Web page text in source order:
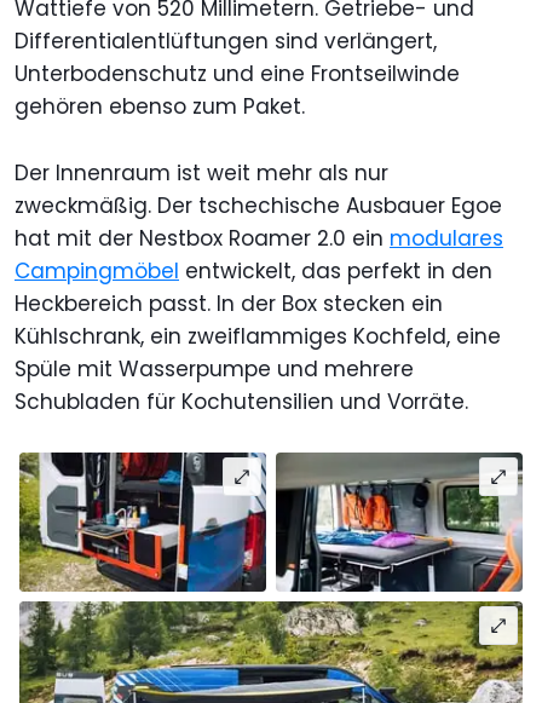
Wattiefe von 520 Millimetern. Getriebe- und
Differentialentlüftungen sind verlängert,
Unterbodenschutz und eine Frontseilwinde
gehören ebenso zum Paket.
Der Innenraum ist weit mehr als nur
zweckmäßig. Der tschechische Ausbauer Egoe
hat mit der Nestbox Roamer 2.0 ein modulares
Campingmöbel entwickelt, das perfekt in den
Heckbereich passt. In der Box stecken ein
Kühlschrank, ein zweiflammiges Kochfeld, eine
Spüle mit Wasserpumpe und mehrere
Schubladen für Kochutensilien und Vorräte.